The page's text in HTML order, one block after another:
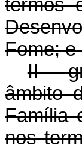
termos
Fome; e
II -
âmbito
Família
nos